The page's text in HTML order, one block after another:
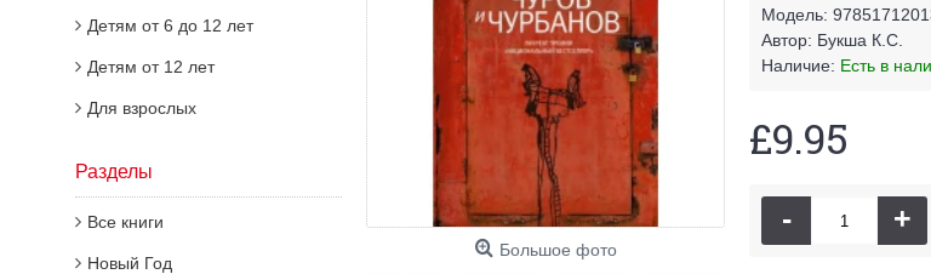
Детям от 6 до 12 лет
Детям от 12 лет
Для взрослых
Разделы
Все книги
Новый Год
Большое фото
Модель:
Автор: Букша К.С.
Наличие: Есть в
£9.95
- +